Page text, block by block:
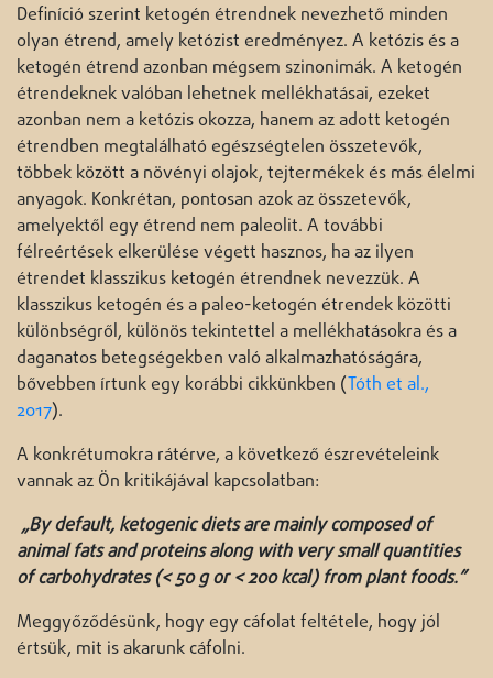
Definíció szerint ketogén étrendnek nevezhető minden
olyan étrend, amely ketózist eredményez. A ketózis és a
ketogén étrend azonban mégsem szinonimák. A ketogén
étrendeknek valóban lehetnek mellékhatásai, ezeket
azonban nem a ketózis okozza, hanem az adott ketogén
étrendben megtalálható egészségtelen összetevők,
többek között a növényi olajok, tejtermékek és más élelmi
anyagok. Konkrétan, pontosan azok az összetevők,
amelyektől egy étrend nem paleolit. A további
félreértések elkerülése végett hasznos, ha az ilyen
étrendet klasszikus ketogén étrendnek nevezzük. A
klasszikus ketogén és a paleo-ketogén étrendek közötti
különbségről, különös tekintettel a mellékhatásokra és a
daganatos betegségekben való alkalmazhatóságára,
bővebben írtunk egy korábbi cikkünkben (Tóth et al.,
2017).
A konkrétumokra rátérve, a következő észrevételeink
vannak az Ön kritikájával kapcsolatban:
„By default, ketogenic diets are mainly composed of
animal fats and proteins along with very small quantities
of carbohydrates (< 50 g or < 200 kcal) from plant foods.”
Meggyőződésünk, hogy egy cáfolat feltétele, hogy jól
értsük, mit is akarunk cáfolni.